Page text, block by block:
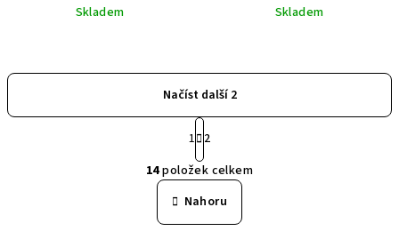
Skladem Skladem
O
v
l
á
Načíst další 2
S
t
r
á
n
k
o
1 2
14položek celkem
Nahoru